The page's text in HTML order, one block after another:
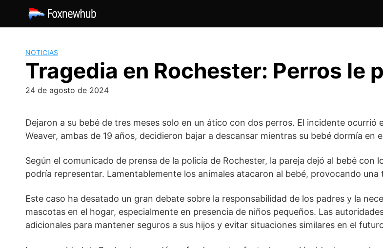
contenido
NOTICIAS
Tragedia en Rochester: Perros le
24 de agosto de 2024
Dejaron a su bebé de tres meses solo en un ático con dos perros. El incidente ocurrió
Weaver, ambas de 19 años, decidieron bajar a descansar mientras su bebé dormía en
Según el comunicado de prensa de la policía de Rochester, la pareja dejó al bebé
podría representar. Lamentablemente los animales atacaron al bebé, provocando
Este caso ha desatado un gran debate sobre la responsabilidad de los padres y la
mascotas en el hogar, especialmente en presencia de niños pequeños. Las
adicionales para mantener seguros a sus hijos y evitar situaciones similares en el